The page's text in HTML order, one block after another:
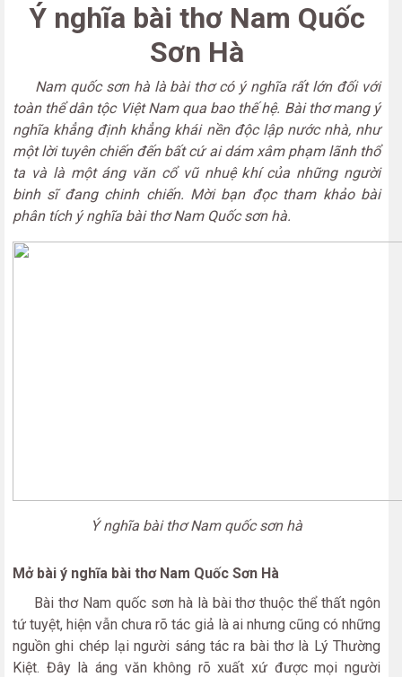
Ý nghĩa bài thơ Nam Quốc
Sơn Hà
Nam quốc sơn hà là bài thơ có ý nghĩa rất lớn đối với
toàn thể dân tộc Việt Nam qua bao thế hệ. Bài thơ mang ý
nghĩa khẳng định khẳng khái nền độc lập nước nhà, như
một lời tuyên chiến đến bất cứ ai dám xâm phạm lãnh thổ
ta và là một áng văn cổ vũ nhuệ khí của những người
binh sĩ đang chinh chiến. Mời bạn đọc tham khảo bài
phân tích ý nghĩa bài thơ Nam Quốc sơn hà.
Ý nghĩa bài thơ Nam quốc sơn hà
Mở bài ý nghĩa bài thơ Nam Quốc Sơn Hà
Bài thơ Nam quốc sơn hà là bài thơ thuộc thể thất ngôn
tứ tuyệt, hiện vẫn chưa rõ tác giả là ai nhưng cũng có những
nguồn ghi chép lại người sáng tác ra bài thơ là Lý Thường
Kiệt. Đây là áng văn không rõ xuất xứ được mọi người